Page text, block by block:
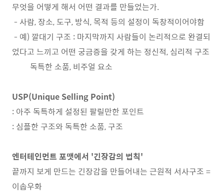
무엇을 어떻게 해서 어떤 결과를 만들었는가.
- 사람, 장소, 도구, 방식, 목적 등의 설정이 독창적이어야함
- 예) 깔대기 구조 : 마지막까지 사람들이 논리적으로 완결되
었다고 느끼고 어떤 궁금증을 갖게 하는 정신적, 심리적 구조
독특한 소품, 비주얼 요소
USP(Unique Selling Point)
: 아주 독특하게 설정된 팔릴만한 포인트
: 심플한 구조와 독특한 소품, 구조
엔터테인먼트 포맷에서 '긴장감의 법칙'
끝까지 보게 만드는 긴장감을 만들어내는 근원적 서사구조 =
이솝우화